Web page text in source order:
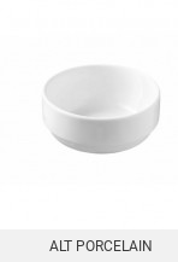
ALT PORCELAIN